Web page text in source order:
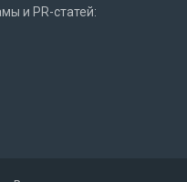
и PR-статей: